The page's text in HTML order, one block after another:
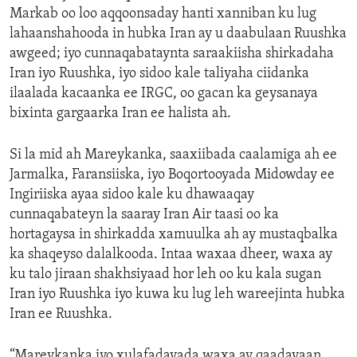
Markab oo loo aqqoonsaday hanti xanniban ku lug
lahaanshahooda in hubka Iran ay u daabulaan Ruushka
awgeed; iyo cunnaqabataynta saraakiisha shirkadaha
Iran iyo Ruushka, iyo sidoo kale taliyaha ciidanka
ilaalada kacaanka ee IRGC, oo gacan ka geysanaya
bixinta gargaarka Iran ee halista ah.
Si la mid ah Mareykanka, saaxiibada caalamiga ah ee
Jarmalka, Faransiiska, iyo Boqortooyada Midowday ee
Ingiriiska ayaa sidoo kale ku dhawaaqay
cunnaqabateyn la saaray Iran Air taasi oo ka
hortagaysa in shirkadda xamuulka ah ay mustaqbalka
ka shaqeyso dalalkooda. Intaa waxaa dheer, waxa ay
ku talo jiraan shakhsiyaad hor leh oo ku kala sugan
Iran iyo Ruushka iyo kuwa ku lug leh wareejinta hubka
Iran ee Ruushka.